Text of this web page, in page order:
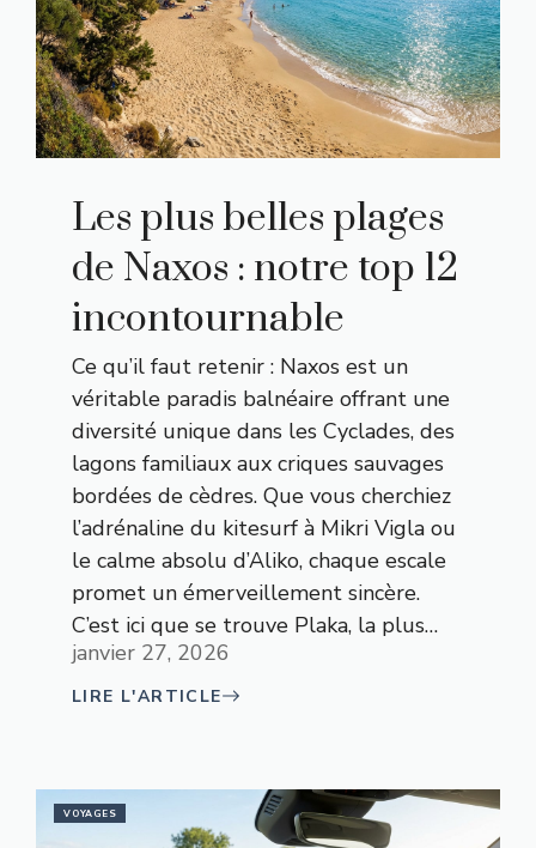
Les plus belles plages
de Naxos : notre top 12
incontournable
Ce qu’il faut retenir : Naxos est un
véritable paradis balnéaire offrant une
diversité unique dans les Cyclades, des
lagons familiaux aux criques sauvages
bordées de cèdres. Que vous cherchiez
l’adrénaline du kitesurf à Mikri Vigla ou
le calme absolu d’Aliko, chaque escale
promet un émerveillement sincère.
C’est ici que se trouve Plaka, la plus…
janvier 27, 2026
LIRE L'ARTICLE
VOYAGES